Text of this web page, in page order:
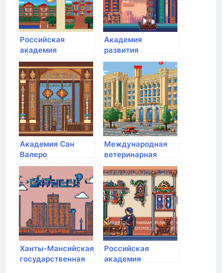
Российская
академия
народного
хозяйства и
государственной
службы при
Президенте РФ
Академия
развития
международных
отношений
Академия Сан
Валеро
Международная
ветеринарная
академия
Ханты-Мансийская
государственная
Российская
академия